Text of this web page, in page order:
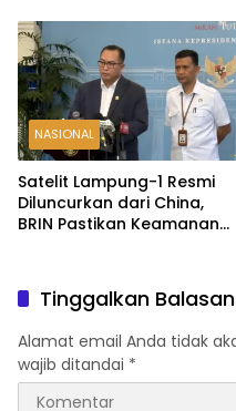
NASIONAL
Satelit Lampung-1 Resmi
Diluncurkan dari China,
BRIN Pastikan Keamanan
Tinggalkan Balasan
Alamat email Anda tidak
wajib ditandai *